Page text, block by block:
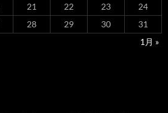
21 22 23
24
28 29 30
31
1月 »